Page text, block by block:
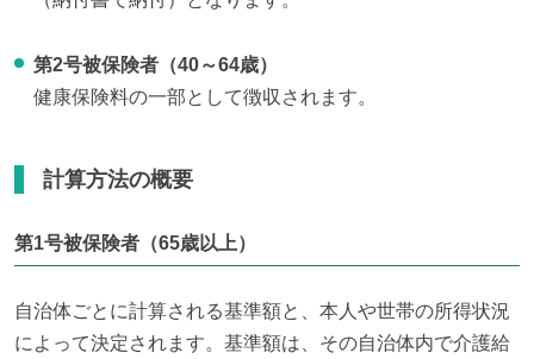
第2号被保険者（40～64歳）
健康保険料の一部として徴収されます。
計算方法の概要
第1号被保険者（65歳以上）
自治体ごとに計算される基準額と、本人や世帯の所得状況
によって決定されます。基準額は、その自治体内で介護給